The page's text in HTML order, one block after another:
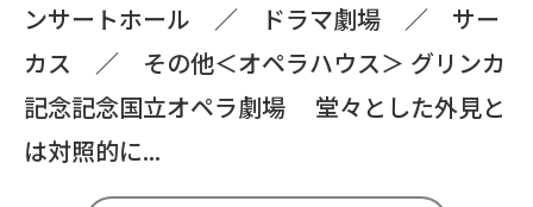
ンサートホール ／ ドラマ劇場 ／ サー
カス ／ その他＜オペラハウス＞ グリンカ
記念記念国立オペラ劇場 堂々とした外見と
は対照的に...